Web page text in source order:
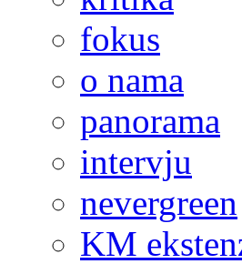
fokus
o nama
panorama
intervju
nevergreen
KM